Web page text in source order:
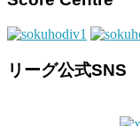
リーグ公式SNS